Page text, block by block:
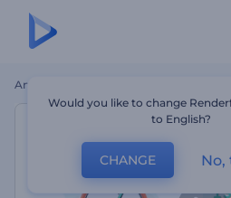
Ana Sayfa
Would you like to change
to English?
CHANGE No,